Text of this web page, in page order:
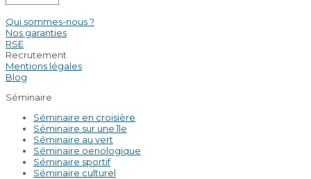
Qui sommes-nous ?
Nos garanties
RSE
Recrutement
Mentions légales
Blog
Séminaire
Séminaire en croisière
Séminaire sur une île
Séminaire au vert
Séminaire oenologique
Séminaire sportif
Séminaire culturel